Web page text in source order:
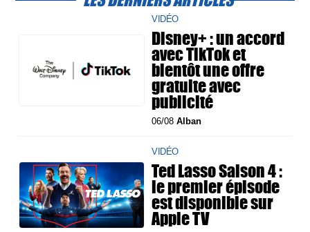
VIDÉO
Disney+ : un accord
avec TikTok et
bientôt une offre
gratuite avec
publicité
06/08Alban
VIDÉO
Ted Lasso Saison 4 :
le premier épisode
est disponible sur
Apple TV